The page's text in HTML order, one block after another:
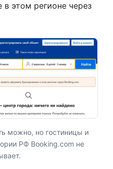
этом регионе через
можно, но гостиницы и
РФ Booking.com не